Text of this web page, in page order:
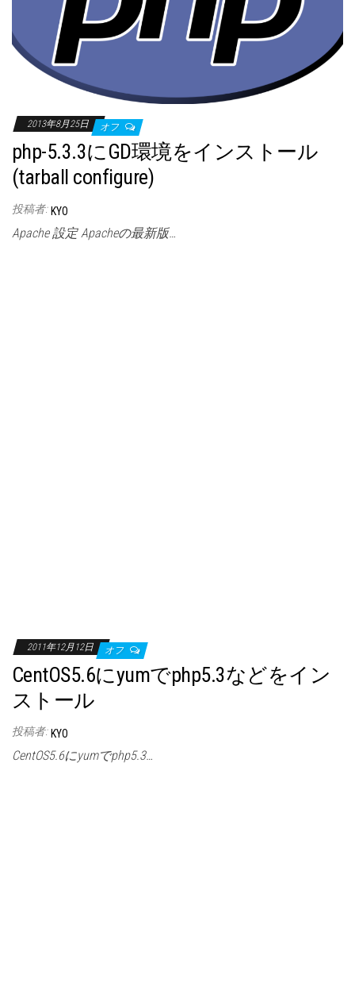
2013年8月25日 オフ
php-5.3.3にGD環境をインストール
(tarball configure)
投稿者: KYO
Apache 設定 Apacheの最新版…
2011年12月12日 オフ
CentOS5.6にyumでphp5.3などをイン
ストール
投稿者: KYO
CentOS5.6にyumでphp5.3…